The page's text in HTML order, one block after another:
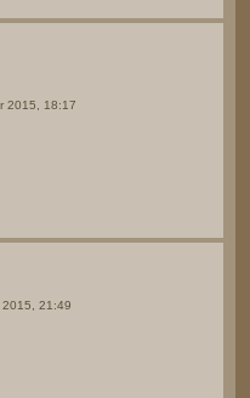
2015, 18:17
2015, 21:49